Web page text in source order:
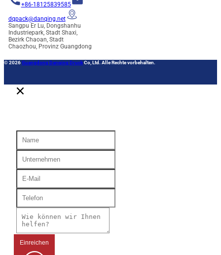
+86-18125839585
dqpack@danqing.net
Sangpu Er Lu, Dongshanhu
Industriepark, Stadt Shaxi,
Bezirk Chaoan, Stadt
Chaozhou, Provinz Guangdong
© 2026Guangdong Danqing DruckCo, Ltd. Alle Rechte vorbehalten.
Einreichen